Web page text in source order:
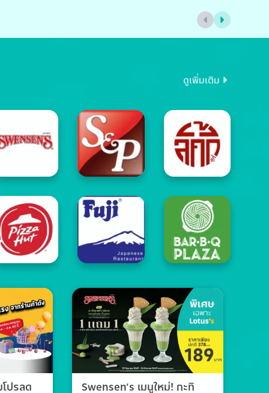
ดูเพิ่มเติม
ปรลด
Swensen’s เมนูใหม่! กะทิ